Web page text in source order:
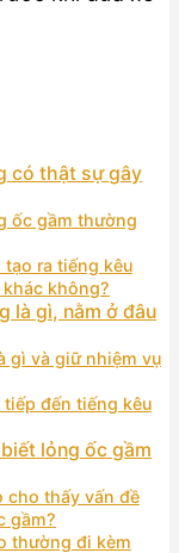
có thật sự gây
ốc gầm thường
ra tiếng kêu
không?
là gì, nằm ở đâu
gì và giữ nhiệm vụ
đến tiếng kêu
lỏng ốc gầm
cho thấy vấn đề
gầm?
thường đi kèm